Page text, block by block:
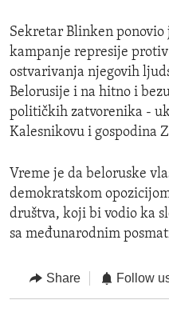
Sekretar Blinken ponovio
kampanje represije
ostvarivanja njegovih
Belorusije i na hitno i
političkih zatvorenika -
Kalesnikovu i gospodina
Vreme je da beloruske
demokratskom
društva, koji bi vodio ka
sa međunarodnim
Share Follow